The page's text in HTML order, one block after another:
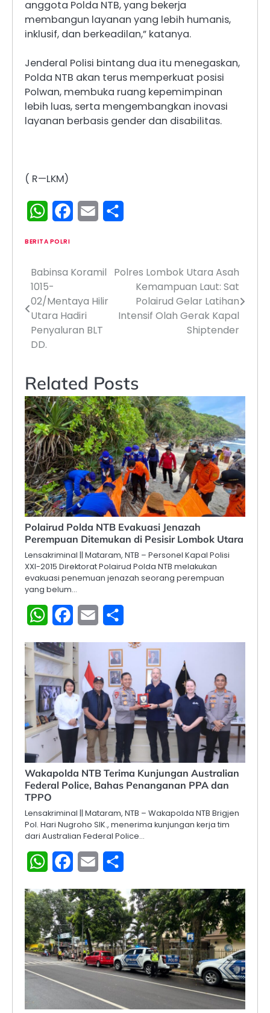
anggota Polda NTB, yang bekerja
membangun layanan yang lebih humanis,
inklusif, dan berkeadilan,” katanya.
Jenderal Polisi bintang dua itu menegaskan,
Polda NTB akan terus memperkuat posisi
Polwan, membuka ruang kepemimpinan
lebih luas, serta mengembangkan inovasi
layanan berbasis gender dan disabilitas.
( R—LKM)
WhatsAppFacebook
Email
BERITA POLRI
Navigasi
pos
Babinsa Koramil
1015-
02/Mentaya Hilir
Utara Hadiri
Penyaluran BLT
DD.
Polres Lombok Utara Asah
Kemampuan Laut: Sat
Polairud Gelar Latihan
Intensif Olah Gerak Kapal
Shiptender
Related Posts
Polairud Polda NTB Evakuasi Jenazah
Perempuan Ditemukan di Pesisir Lombok Utara
Lensakriminal || Mataram, NTB – Personel Kapal Polisi
XXI-2015 Direktorat Polairud Polda NTB melakukan
evakuasi penemuan jenazah seorang perempuan
yang belum…
WhatsAppFacebook
Email
Wakapolda NTB Terima Kunjungan Australian
Federal Police, Bahas Penanganan PPA dan
TPPO
Lensakriminal || Mataram, NTB – Wakapolda NTB Brigjen
Pol. Hari Nugroho SIK., menerima kunjungan kerja tim
dari Australian Federal Police…
WhatsAppFacebook
Email